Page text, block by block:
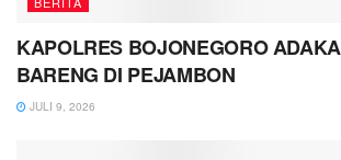
KAPOLRES BOJONEGORO
BARENG DI PEJAMBON
JULI 9, 2026